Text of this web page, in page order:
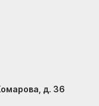
д. 36